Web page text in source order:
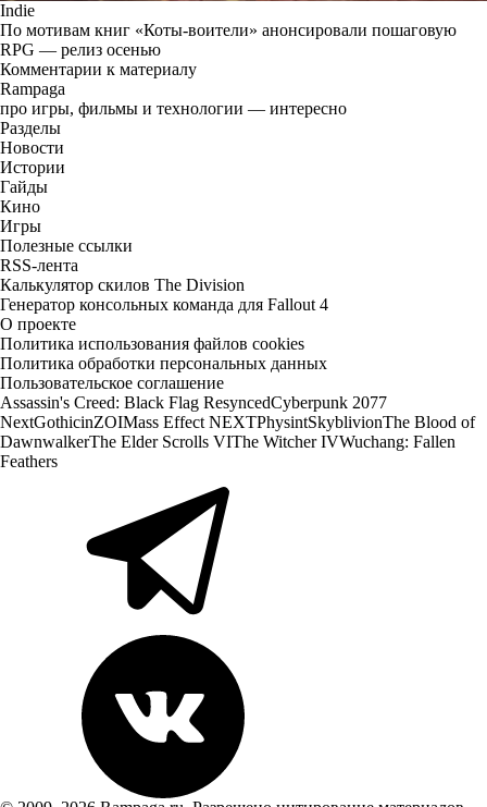
Indie
По мотивам книг «Коты-воители» анонсировали пошаговую
RPG — релиз осенью
Комментарии к материалу
Rampaga
про игры, фильмы и технологии — интересно
Разделы
Новости
Истории
Гайды
Кино
Игры
Полезные ссылки
RSS-лента
Калькулятор скилов The Division
Генератор консольных команда для Fallout 4
О проекте
Политика использования файлов cookies
Политика обработки персональных данных
Пользовательское соглашение
Assassin's Creed: Black Flag ResyncedCyberpunk 2077
NextGothicinZOIMass Effect NEXTPhysintSkyblivionThe Blood of
DawnwalkerThe Elder Scrolls VIThe Witcher IVWuchang: Fallen
Feathers